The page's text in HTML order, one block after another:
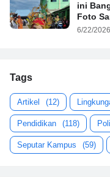
ini
Foto
6/22/2026
Tags
Artikel (12)
Pendidikan (118)
Seputar Kampus (59)